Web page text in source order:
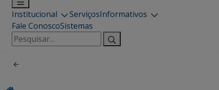
Institucional ServiçosInformativos
Fale ConoscoSistemas
Pesquisar
por: